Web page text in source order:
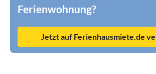
Ferienwohnung?
Jetzt auf Ferienhausmiete.de